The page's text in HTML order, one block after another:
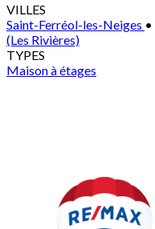
VILLES
Saint-Ferréol-les-Neiges •
(Les Rivières)
TYPES
Maison à étages